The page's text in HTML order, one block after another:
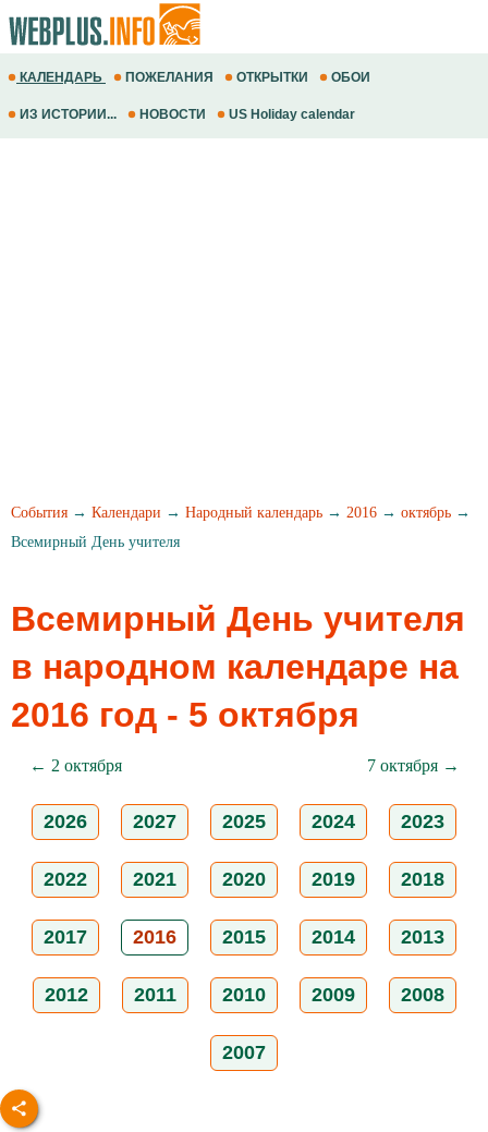
КАЛЕНДАРЬ ПОЖЕЛАНИЯ ОТКРЫТКИ ОБОИ
ИЗ ИСТОРИИ... НОВОСТИ US Holiday calendar
События → Календари → Народный календарь → 2016 → октябрь →
Всемирный День учителя
Всемирный День учителя
в народном календаре на
2016 год - 5 октября
← 2 октября 7 октября →
2026 2027 2025 2024 2023
2022 2021 2020 2019 2018
2017 2016 2015 2014 2013
2012 2011 2010 2009 2008
2007